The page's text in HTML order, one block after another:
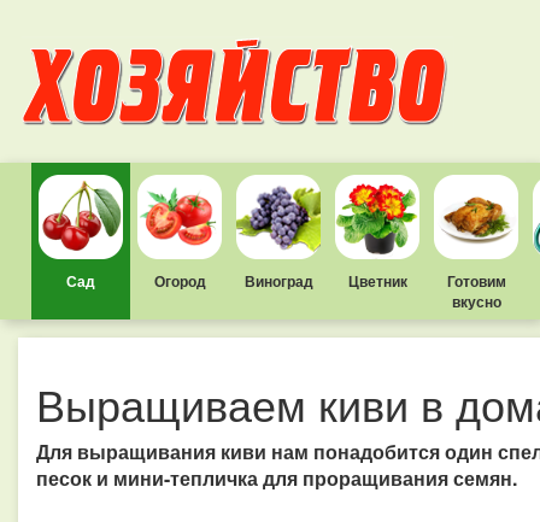
Сад Огород Виноград Цветник
Готовим
вкусно
Выращиваем киви в
Для выращивания киви нам понадобится один
песок и мини-тепличка для проращивания семян.